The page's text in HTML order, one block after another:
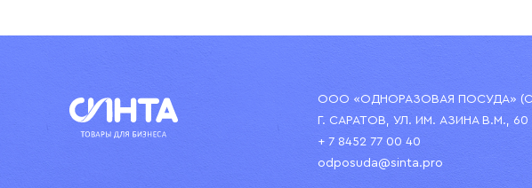
ООО «ОДНОРАЗОВАЯ ПОСУДА»
Г. САРАТОВ, УЛ. ИМ. АЗИНА В.М.,
+ 7 8452 77 00 40
odposuda@sinta.pro